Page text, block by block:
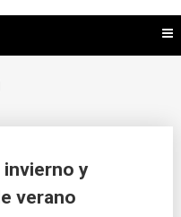
invierno y
verano